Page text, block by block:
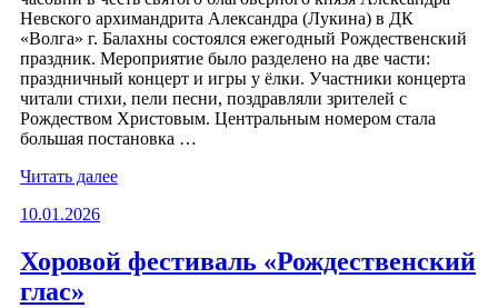
Невского архимандрита Александра (Лукина) в ДК
«Волга» г. Балахны состоялся ежегодный Рождественский
праздник. Мероприятие было разделено на две части:
праздничный концерт и игры у ёлки. Участники концерта
читали стихи, пели песни, поздравляли зрителей с
Рождеством Христовым. Центральным номером стала
большая постановка …
Читать далее«В
Балахна
организовали
Опубликовано
10.01.2026
Хоровой фестиваль «Рождественский
глас»